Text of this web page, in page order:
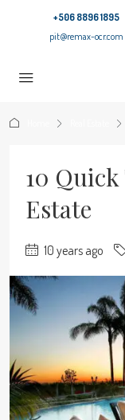
+506 8896 1895
pit@remax-ocr.com
10
Estate
10 years ago